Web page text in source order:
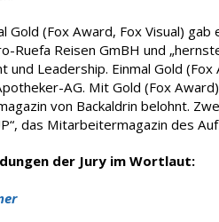
Gold (Fox Award, Fox Visual)
Ruefa Reisen GmBH und
und Leadership. Einmal Gold
AG. Mit Gold (Fox
von Backaldrin belohnt.
das Mitarbeitermagazin des
der Jury im Wortlaut: